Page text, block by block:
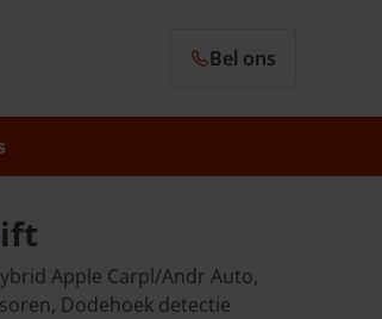
Bel ons
Apple Carpl/Andr Auto,
Dodehoek detectie